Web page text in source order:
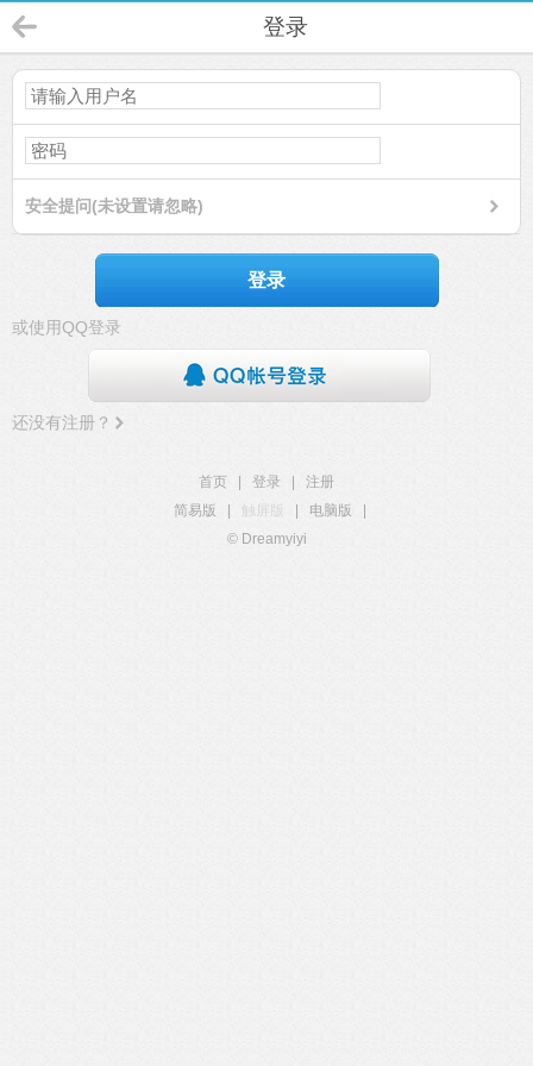
登录
安全提问(未设置请忽略)
登录
或使用QQ登录
还没有注册？
首页 登录
注册
简易版
触屏版 电脑版
© Dreamyiyi